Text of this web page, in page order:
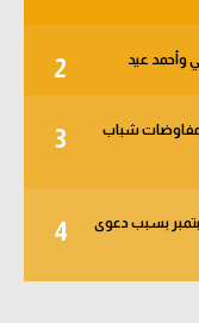
2 وأحمد عيد
3
شباب
4
محمد صلاح أمام المحكمة 6 سبتمبر بسبب دعوى